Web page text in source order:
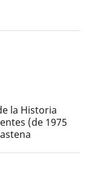
la Historia
(de 1975